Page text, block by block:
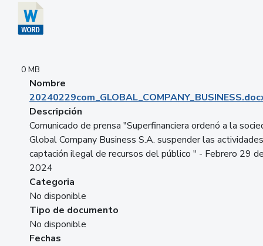
0 MB
Nombre
Descripción
Comunicado de prensa "Superfinanciera ordenó a la
Global Company Business S.A. suspender las
captación ilegal de recursos del público " - Febrero 29
2024
Categoria
No disponible
Tipo de documento
No disponible
Fechas